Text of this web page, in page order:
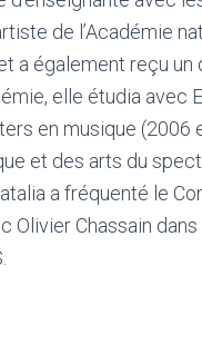
de l’Académie
a également reçu
elle étudia avec
en musique (2006
et des arts du
a fréquenté le
Olivier Chassain